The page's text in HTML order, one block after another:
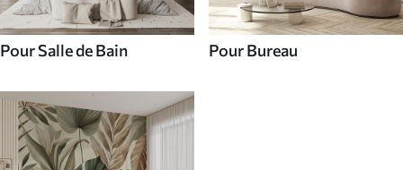
Pour Salle de Bain Pour Bureau